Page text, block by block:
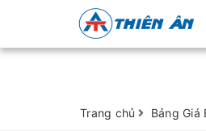
Trang chủ Bảng Giá